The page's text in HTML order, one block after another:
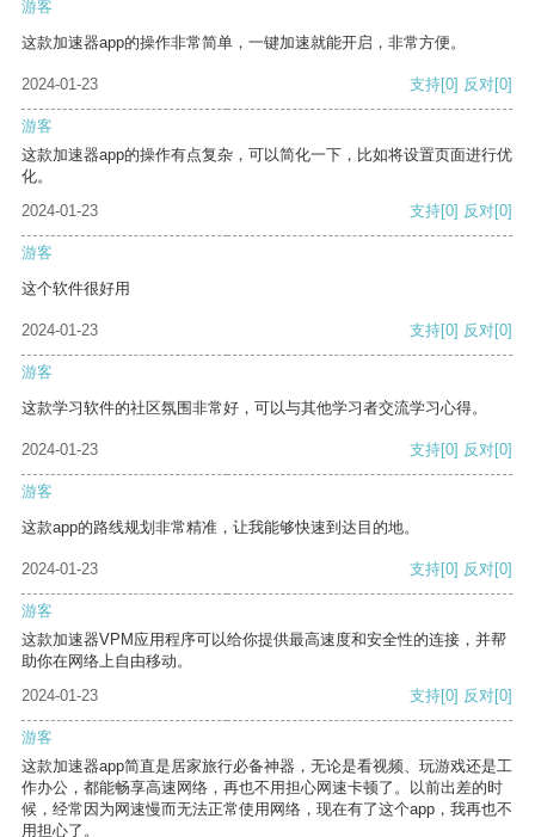
游客
这款加速器app的操作非常简单，一键加速就能开启，非常方便。
2024-01-23 支持[0] 反对[0]
游客
这款加速器app的操作有点复杂，可以简化一下，比如将设置页面进行优
化。
2024-01-23
支持[0] 反对[0]
游客
这个软件很好用
2024-01-23 支持[0] 反对[0]
游客
这款学习软件的社区氛围非常好，可以与其他学习者交流学习心得。
2024-01-23 支持[0] 反对[0]
游客
这款app的路线规划非常精准，让我能够快速到达目的地。
2024-01-23 支持[0] 反对[0]
游客
这款加速器VPM应用程序可以给你提供最高速度和安全性的连接，并帮
助你在网络上自由移动。
2024-01-23
支持[0] 反对[0]
游客
这款加速器app简直是居家旅行必备神器，无论是看视频、玩游戏还是工
作办公，都能畅享高速网络，再也不用担心网速卡顿了。以前出差的时
候，经常因为网速慢而无法正常使用网络，现在有了这个app，我再也不
用担心了。